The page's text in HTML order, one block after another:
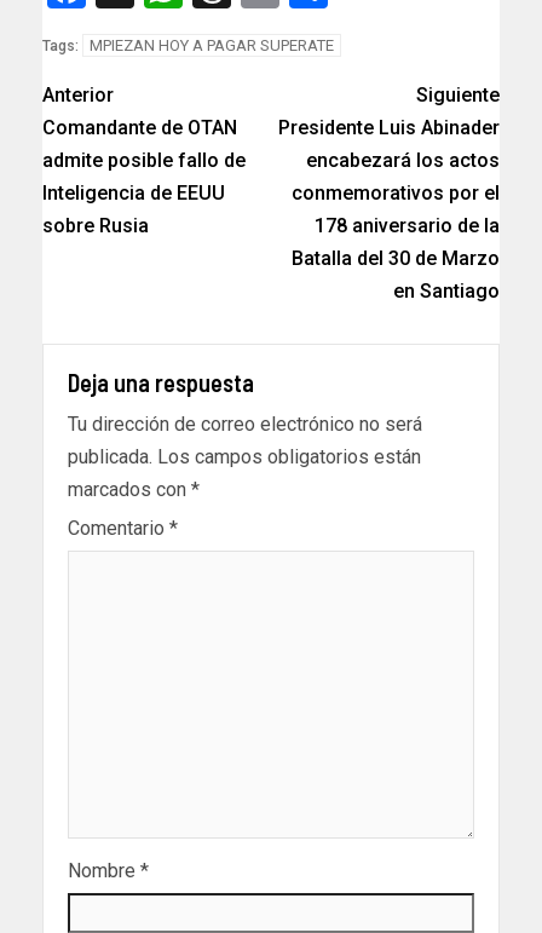
Tags: MPIEZAN HOY A PAGAR SUPERATE
Anterior
Comandante de OTAN
admite posible fallo de
Inteligencia de EEUU
sobre Rusia
Siguiente
Presidente Luis Abinader
encabezará los actos
conmemorativos por el
178 aniversario de la
Batalla del 30 de Marzo
en Santiago
Deja una respuesta
Tu dirección de correo electrónico no será
publicada. Los campos obligatorios están
marcados con *
Comentario *
Nombre *